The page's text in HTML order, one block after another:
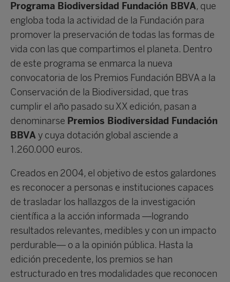
Programa Biodiversidad Fundación BBVA, que
engloba toda la actividad de la Fundación para
promover la preservación de todas las formas de
vida con las que compartimos el planeta. Dentro
de este programa se enmarca la nueva
convocatoria de los Premios Fundación BBVA a la
Conservación de la Biodiversidad, que tras
cumplir el año pasado su XX edición, pasan a
denominarse Premios Biodiversidad Fundación
BBVAy cuya dotación global asciende a
1.260.000 euros.
Creados en 2004, el objetivo de estos galardones
es reconocer a personas e instituciones capaces
de trasladar los hallazgos de la investigación
científica a la acción informada —logrando
resultados relevantes, medibles y con un impacto
perdurable— o a la opinión pública. Hasta la
edición precedente, los premios se han
estructurado en tres modalidades que reconocen